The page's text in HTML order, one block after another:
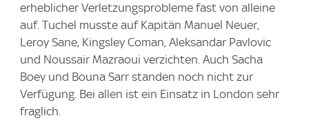
erheblicher Verletzungsprobleme fast von alleine
auf. Tuchel musste auf Kapitän Manuel Neuer,
Leroy Sane, Kingsley Coman, Aleksandar Pavlovic
und Noussair Mazraoui verzichten. Auch Sacha
Boey und Bouna Sarr standen noch nicht zur
Verfügung. Bei allen ist ein Einsatz in London sehr
fraglich.